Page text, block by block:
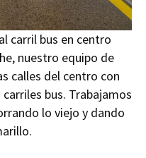
carril bus en centro
nuestro equipo de
calles del centro con
bus. Trabajamos
lo viejo y dando